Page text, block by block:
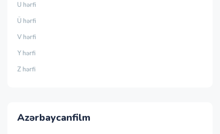
U hərfi
Ü hərfi
V hərfi
Y hərfi
Z hərfi
Azərbaycanfilm